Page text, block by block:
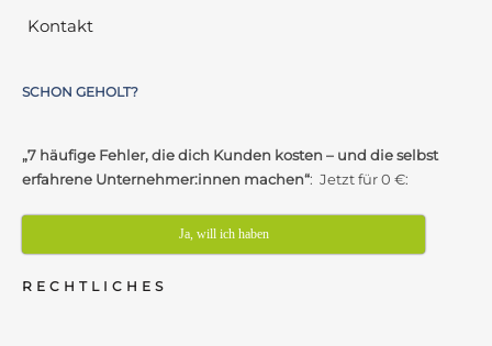
Kontakt
SCHON GEHOLT?
„7 häufige Fehler, die dich Kunden kosten – und die selbst
erfahrene Unternehmer:innen machen“: Jetzt für 0 €:
Ja, will ich haben
RECHTLICHES